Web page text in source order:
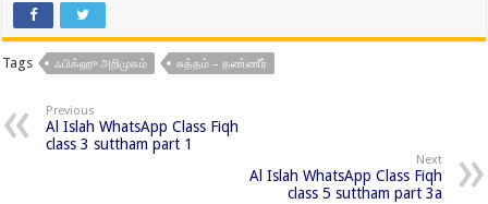
Tags ஃபிக்ஹு அறிமுகம் சுத்தம் – தண்ணீர்
Previous
Al Islah WhatsApp Class Fiqh
class 3 suttham part 1
Next
Al Islah WhatsApp Class Fiqh
class 5 suttham part 3a